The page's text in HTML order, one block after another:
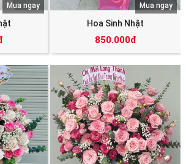
Mua ngay
Hoa Sinh Nhật
850.000đ
Mua ngay